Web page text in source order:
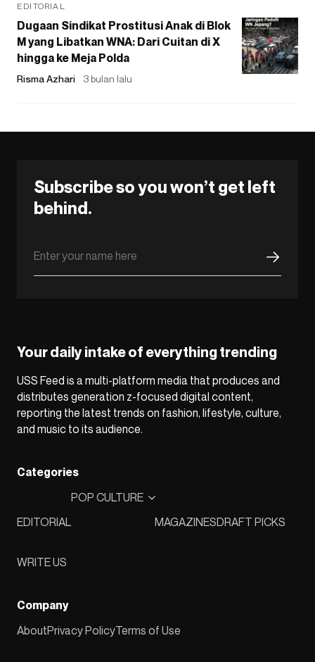
EDITORIAL
Dugaan Sindikat Prostitusi Anak di Blok
M yang Libatkan WNA: Dari Cuitan di X
hingga ke Meja Polda
Risma Azhari 3 bulan lalu
Subscribe so you won’t get left
behind.
Your daily intake of everything trending
USS Feed is a multi-platform media that produces and
distributes generation z-focused digital content,
reporting the latest trends on fashion, lifestyle, culture,
and music to its audience.
Categories
EDITORIAL
POP CULTURE
MAGAZINESDRAFT PICKS
WRITE US
Company
AboutPrivacy PolicyTerms of Use